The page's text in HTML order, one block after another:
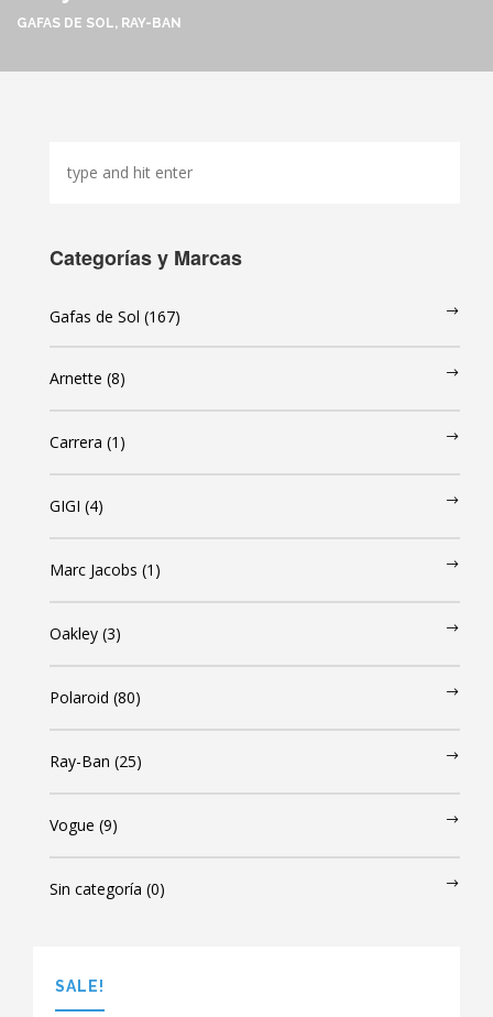
POLAROID
GAFAS DE SOL, RAY-BAN
Categorías y Marcas
Gafas de Sol (167)
Arnette (8)
Carrera (1)
GIGI (4)
Marc Jacobs (1)
Oakley (3)
Polaroid (80)
Ray-Ban (25)
Vogue (9)
Sin categoría (0)
SALE!